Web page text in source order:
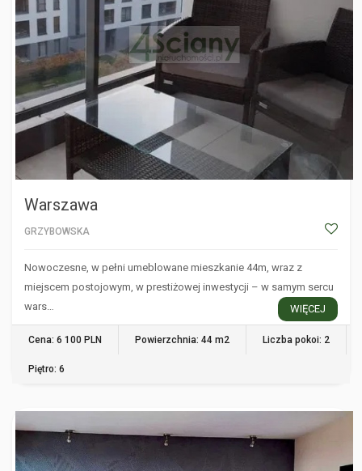
Warszawa
GRZYBOWSKA
Nowoczesne, w pełni umeblowane mieszkanie 44m, wraz z
miejscem postojowym, w prestiżowej inwestycji – w samym sercu
wars…
WIĘCEJ
Cena: 6 100 PLN Powierzchnia: 44 m2 Liczba pokoi: 2
Piętro: 6
WARSZAWA